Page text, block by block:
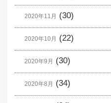
2020年11月 (30)
2020年10月 (22)
2020年9月 (30)
2020年8月 (34)